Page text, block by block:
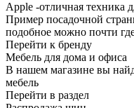
Apple -отличная техника
Пример посадочной
подобное можно почти
Перейти к бренду
Мебель для дома и офиса
В нашем магазине вы
мебель
Перейти в раздел